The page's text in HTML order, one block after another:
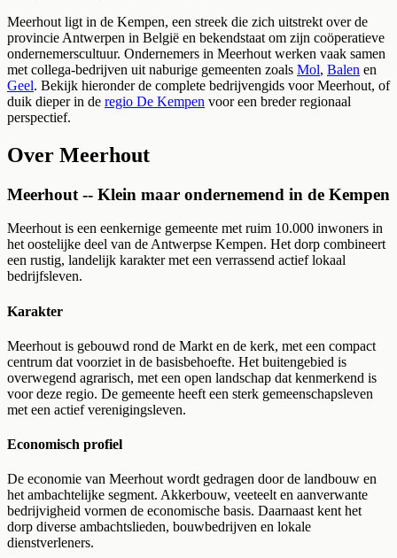
Meerhout ligt in de Kempen, een streek die zich uitstrekt over de
provincie Antwerpen in België en bekendstaat om zijn coöperatieve
ondernemerscultuur. Ondernemers in Meerhout werken vaak samen
met collega-bedrijven uit naburige gemeenten zoals Mol, Balen en
Geel. Bekijk hieronder de complete bedrijvengids voorMeerhout, of
duik dieper in de regio De Kempen voor een breder regionaal
perspectief.
Over Meerhout
Meerhout -- Klein maar ondernemend in de Kempen
Meerhout is een eenkernige gemeente met ruim 10.000 inwoners in
het oostelijke deel van de Antwerpse Kempen. Het dorp combineert
een rustig, landelijk karakter met een verrassend actief lokaal
bedrijfsleven.
Karakter
Meerhout is gebouwd rond de Markt en de kerk, met een compact
centrum dat voorziet in de basisbehoefte. Het buitengebied is
overwegend agrarisch, met een open landschap dat kenmerkend is
voor deze regio. De gemeente heeft een sterk gemeenschapsleven
met een actief verenigingsleven.
Economisch profiel
De economie van Meerhout wordt gedragen door de landbouw en
het ambachtelijke segment. Akkerbouw, veeteelt en aanverwante
bedrijvigheid vormen de economische basis. Daarnaast kent het
dorp diverse ambachtslieden, bouwbedrijven en lokale
dienstverleners.